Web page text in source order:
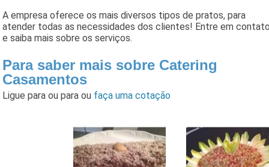
A empresa oferece os mais diversos tipos de pratos, para
atender todas as necessidades dos clientes! Entre em
e saiba mais sobre os serviços.
Para saber mais sobre Catering
Casamentos
Ligue paraou paraou faça uma cotação